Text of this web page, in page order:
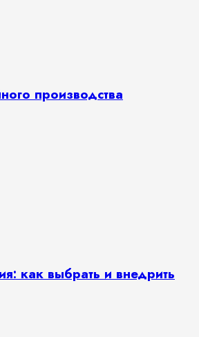
производства
как выбрать и внедрить